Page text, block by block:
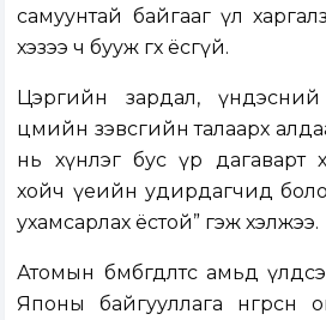
самуунтай байгааг үл
хэзээ ч бууж өгөх ёсгүй.
Цэргийн зардал,
цөмийн зэвсгийн талаарх
нь хүнлэг бус үр дагаварт
хойч үеийн удирдагчид
ухамсарлах ёстой” гэж хэлжээ.
Атомын бөмбөгдөлтөөс амьд
Японы байгууллага